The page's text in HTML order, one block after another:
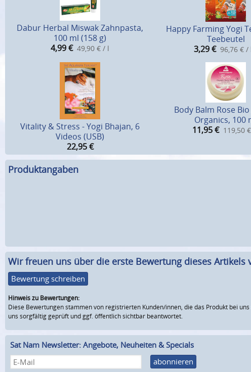
Dabur Herbal Miswak Zahnpasta,
100 ml (158 g)
4,99€ 49,90 € / l
Happy Farming Yogi
Teebeutel
3,29 € 96,76 € /
Vitality & Stress - Yogi Bhajan, 6
Videos (USB)
22,95 €
Body Balm Rose
Organics, 100
11,95 € 119,50
Produktangaben
Wir freuen uns über die erste Bewertung dieses Artikels
Bewertung schreiben
Hinweis zu Bewertungen:
Diese Bewertungen stammen von registrierten Kunden/innen, die das Produkt bei
uns sorgfältig geprüft und ggf. öffentlich sichtbar beantwortet.
Sat Nam Newsletter: Angebote, Neuheiten & Specials
abonnieren